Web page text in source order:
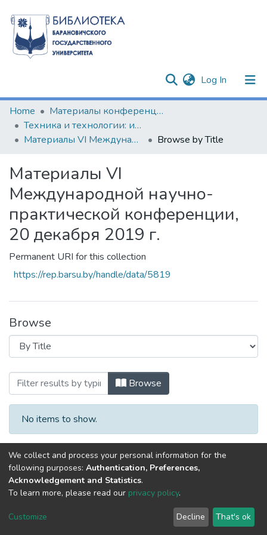
Log In (current)
Communities & Collections
All of DSpace
Home
Материалы конференций и семинаров
Техника и технологии: инновации и качество
Материалы VI Международной научно-практической конференции, 20 декабря 2019 г.
Browse by Title
Материалы VI
Международной научно-
практической конференции,
20 декабря 2019 г.
Permanent URI for this collection
https://rep.barsu.by/handle/data/5819
Browse
Browsing Материалы VI
Browse
No items to show.
DSpace software copyright © 2002-2026
Cookie
End User
Agreement
Send
Feedback
We collect and process your personal information for the
following purposes: Authentication, Preferences,
Acknowledgement and Statistics.
To learn more, please read our privacy policy.
Customize Decline That's ok